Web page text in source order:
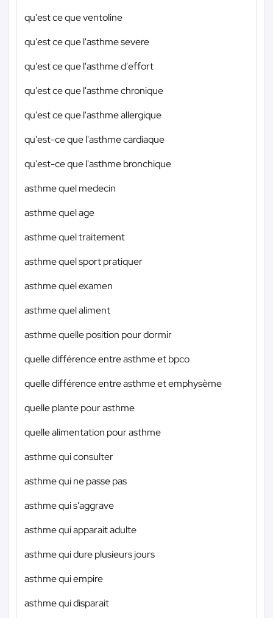
qu'est ce que ventoline
qu'est ce que l'asthme severe
qu'est ce que l'asthme d'effort
qu'est ce que l'asthme chronique
qu'est ce que l'asthme allergique
qu'est-ce que l'asthme cardiaque
qu'est-ce que l'asthme bronchique
asthme quel medecin
asthme quel age
asthme quel traitement
asthme quel sport pratiquer
asthme quel examen
asthme quel aliment
asthme quelle position pour dormir
quelle différence entre asthme et bpco
quelle différence entre asthme et emphysème
quelle plante pour asthme
quelle alimentation pour asthme
asthme qui consulter
asthme qui ne passe pas
asthme qui s'aggrave
asthme qui apparait adulte
asthme qui dure plusieurs jours
asthme qui empire
asthme qui disparait